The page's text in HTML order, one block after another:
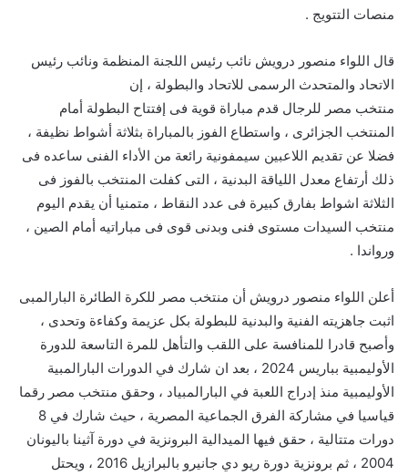
منصات التتويج .
قال اللواء منصور درويش نائب رئيس اللجنة المنظمة ونائب رئيس
الاتحاد والمتحدث الرسمى للاتحاد والبطولة ، إن
منتخب مصر للرجال قدم مباراة قوية فى إفتتاح البطولة أمام
المنتخب الجزائرى ، واستطاع الفوز بالمباراة بثلاثة أشواط نظيفة ،
فضلا عن تقديم اللاعبين سيمفونية رائعة من الأداء الفنى ساعده فى
ذلك أرتفاع معدل اللياقة البدنية ، التى كفلت المنتخب بالفوز فى
الثلاثة اشواط بفارق كبيرة فى عدد النقاط ، متمنيا أن يقدم اليوم
منتخب السيدات مستوى فنى وبدنى قوى فى مباراتيه أمام الصين ،
ورواندا .
أعلن اللواء منصور درويش أن منتخب مصر للكرة الطائرة البارالمبى
اثبت جاهزيته الفنية والبدنية للبطولة بكل عزيمة وكفاءة وتحدى ،
وأصبح قادرا للمنافسة على اللقب والتأهل للمرة التاسعة للدورة
الأوليمبية بباريس 2024 ، بعد ان شارك في الدورات البارالمبية
الأوليمبية منذ إدراج اللعبة في البارالمبياد ، وحقق منتخب مصر رقما
قياسيا في مشاركة الفرق الجماعية المصرية ، حيث شارك في 8
دورات متتالية ، حقق فيها الميدالية البرونزية في دورة آثينا باليونان
2004 ، ثم برونزية دورة ريو دي جانيرو بالبرازيل 2016 ، ويحتل